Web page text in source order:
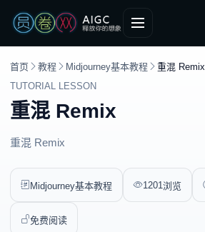
首页 教程 Midjourney基本教程
重混 Remix
TUTORIAL LESSON
重混 Remix
重混 Remix
Midjourney基本教程 1201浏览
免费阅读